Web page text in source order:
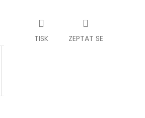
TISK ZEPTAT SE